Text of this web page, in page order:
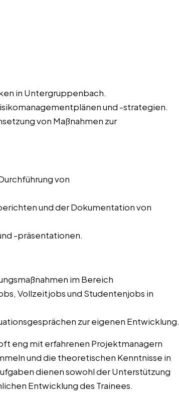
in Untergruppenbach.
und -strategien.
von Maßnahmen zur
von
und der Dokumentation von
-präsentationen.
im Bereich
Vollzeitjobs und Studentenjobs in
zur eigenen Entwicklung.
eng mit erfahrenen Projektmanagern
und die theoretischen Kenntnisse in
dienen sowohl der Unterstützung
Entwicklung des Trainees.